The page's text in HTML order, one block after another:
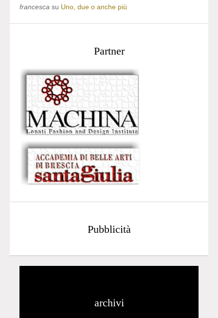
francesca su Uno, due o anche più
Partner
Pubblicità
archivi